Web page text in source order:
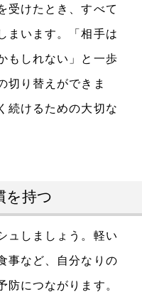
受けたとき、すべて
まいます。「相手は
もしれない」と一歩
切り替えができま
続けるための大切な
を持つ
ュしましょう。軽い
事など、自分なりの
防につながります。